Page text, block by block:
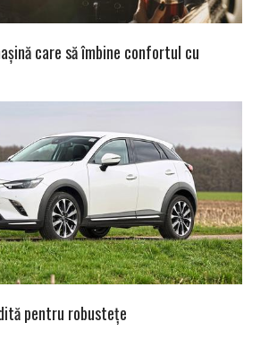
care să îmbine confortul cu
pentru robustețe